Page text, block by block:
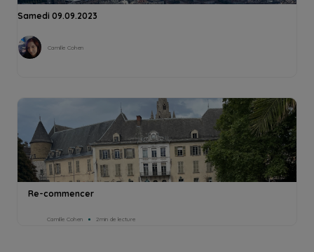
Samedi 09.09.2023
Camille Cohen
Re-commencer
Camille Cohen 2min de lecture